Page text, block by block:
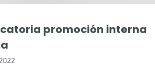
promoción interna